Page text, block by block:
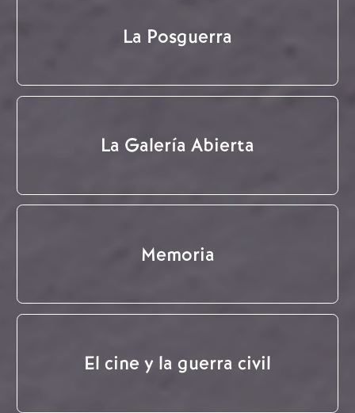
La Posguerra
La Galería Abierta
Memoria
El cine y la guerra civil